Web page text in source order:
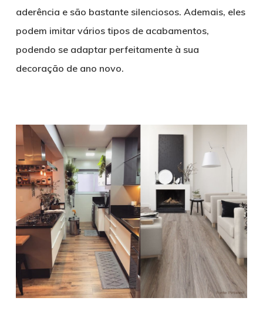
aderência e são bastante silenciosos. Ademais, eles
podem imitar vários tipos de acabamentos,
podendo se adaptar perfeitamente à sua
decoração de ano novo.